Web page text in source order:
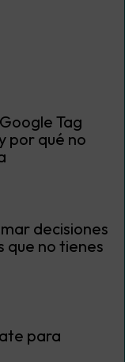
Tag
por qué no
decisiones
que no tienes
para